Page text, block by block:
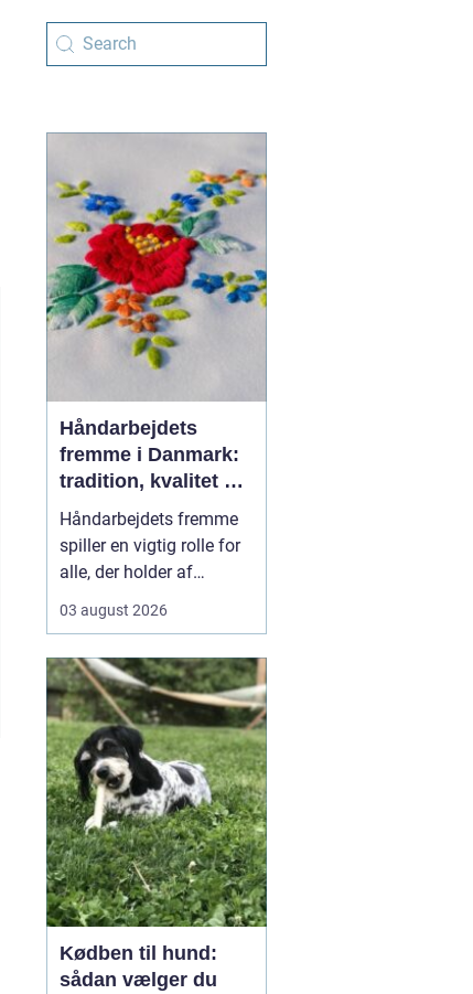
Håndarbejdets
fremme i Danmark:
tradition, kvalitet og
kreativ ro
Håndarbejdets fremme
spiller en vigtig rolle for
alle, der holder af
arbejde med garn. Når vi
broderi og smukke
tekstiler, handler det
både om gode
materialer, tydelige
mønst...
03 august 2026
Kødben til hund:
sådan vælger du